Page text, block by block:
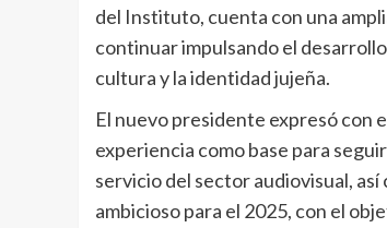
del Instituto, cuenta con una
continuar impulsando el
cultura y la identidad jujeña.
El nuevo presidente expresó con
experiencia como base para
servicio del sector audiovisual, así
ambicioso para el 2025, con el